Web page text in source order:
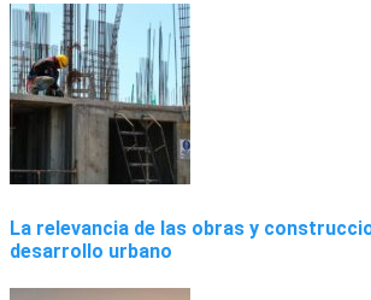
La relevancia de las obras y
desarrollo urbano